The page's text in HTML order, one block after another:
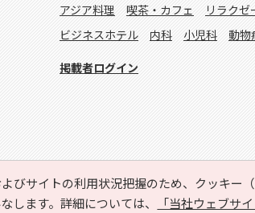
びサイトの利用状況把握のため、クッキー
します。詳細については、
「当社ウェブサ
アジア料理
喫茶・カフェ リラクゼ
ビジネスホテル
内科 小児科 動物
掲載者ログイン
© HYOJITO.Co.,Ltd. All Rights Reserved.